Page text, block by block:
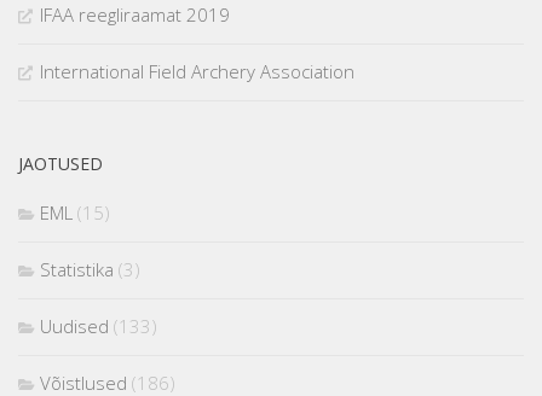
IFAA reegliraamat 2019
International Field Archery Association
JAOTUSED
EML (15)
Statistika (3)
Uudised (133)
Võistlused (186)